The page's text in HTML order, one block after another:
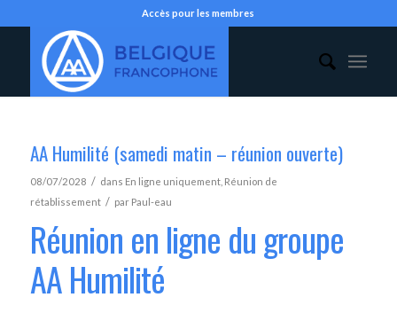
Accès pour les membres
AA Humilité (samedi matin – réunion ouverte)
08/07/2028 / dans En ligne uniquement, Réunion de
rétablissement / par Paul-eau
Réunion en ligne du groupe
AA Humilité